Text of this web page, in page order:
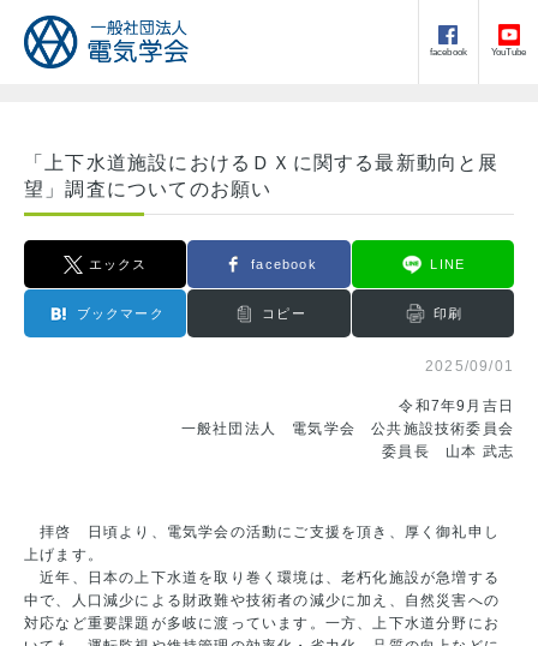
facebook YouTube
「上下水道施設におけるＤＸに関する最新動向と展
望」調査についてのお願い
エックス facebook LINE
ブックマーク コピー 印刷
2025/09/01
令和7年9月吉日
一般社団法人 電気学会 公共施設技術委員会
委員長 山本 武志
拝啓 日頃より、電気学会の活動にご支援を頂き、厚く御礼申し
上げます。
近年、日本の上下水道を取り巻く環境は、老朽化施設が急増する
中で、人口減少による財政難や技術者の減少に加え、自然災害への
対応など重要課題が多岐に渡っています。一方、上下水道分野にお